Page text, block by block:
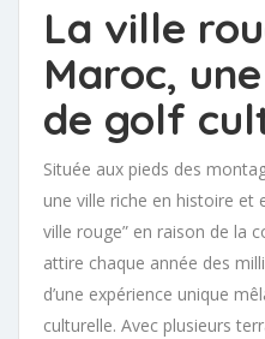
La ville
Maroc,
de golf
Située aux pieds des
une ville riche en histoire et
ville rouge” en raison de la
attire chaque année des
d’une expérience unique
culturelle. Avec plusieurs